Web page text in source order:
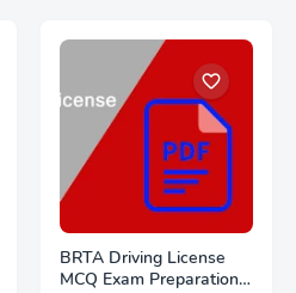
BRTA Driving License
MCQ Exam Preparation